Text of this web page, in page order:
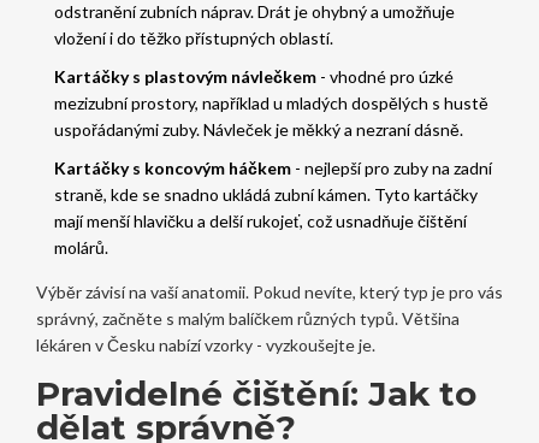
odstranění zubních náprav. Drát je ohybný a umožňuje
vložení i do těžko přístupných oblastí.
Kartáčky s plastovým návlečkem- vhodné pro úzké
mezizubní prostory, například u mladých dospělých s hustě
uspořádanými zuby. Návleček je měkký a nezraní dásně.
Kartáčky s koncovým háčkem- nejlepší pro zuby na zadní
straně, kde se snadno ukládá zubní kámen. Tyto kartáčky
mají menší hlavičku a delší rukojeť, což usnadňuje čištění
molárů.
Výběr závisí na vaší anatomii. Pokud nevíte, který typ je pro vás
správný, začněte s malým balíčkem různých typů. Většina
lékáren v Česku nabízí vzorky - vyzkoušejte je.
Pravidelné čištění: Jak to
dělat správně?